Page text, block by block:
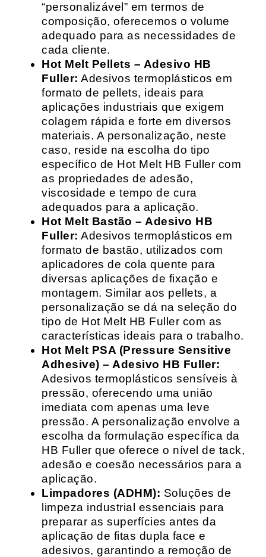
“personalizável” em termos de
composição, oferecemos o volume
adequado para as necessidades de
cada cliente.
Hot Melt Pellets – Adesivo HB
Fuller: Adesivos termoplásticos em
formato de pellets, ideais para
aplicações industriais que exigem
colagem rápida e forte em diversos
materiais. A personalização, neste
caso, reside na escolha do tipo
específico de Hot Melt HB Fuller com
as propriedades de adesão,
viscosidade e tempo de cura
adequados para a aplicação.
Hot Melt Bastão – Adesivo HB
Fuller: Adesivos termoplásticos em
formato de bastão, utilizados com
aplicadores de cola quente para
diversas aplicações de fixação e
montagem. Similar aos pellets, a
personalização se dá na seleção do
tipo de Hot Melt HB Fuller com as
características ideais para o trabalho.
Hot Melt PSA (Pressure Sensitive
Adhesive) – Adesivo HB Fuller:
Adesivos termoplásticos sensíveis à
pressão, oferecendo uma união
imediata com apenas uma leve
pressão. A personalização envolve a
escolha da formulação específica da
HB Fuller que oferece o nível de tack,
adesão e coesão necessários para a
aplicação.
Limpadores (ADHM): Soluções de
limpeza industrial essenciais para
preparar as superfícies antes da
aplicação de fitas dupla face e
adesivos, garantindo a remoção de